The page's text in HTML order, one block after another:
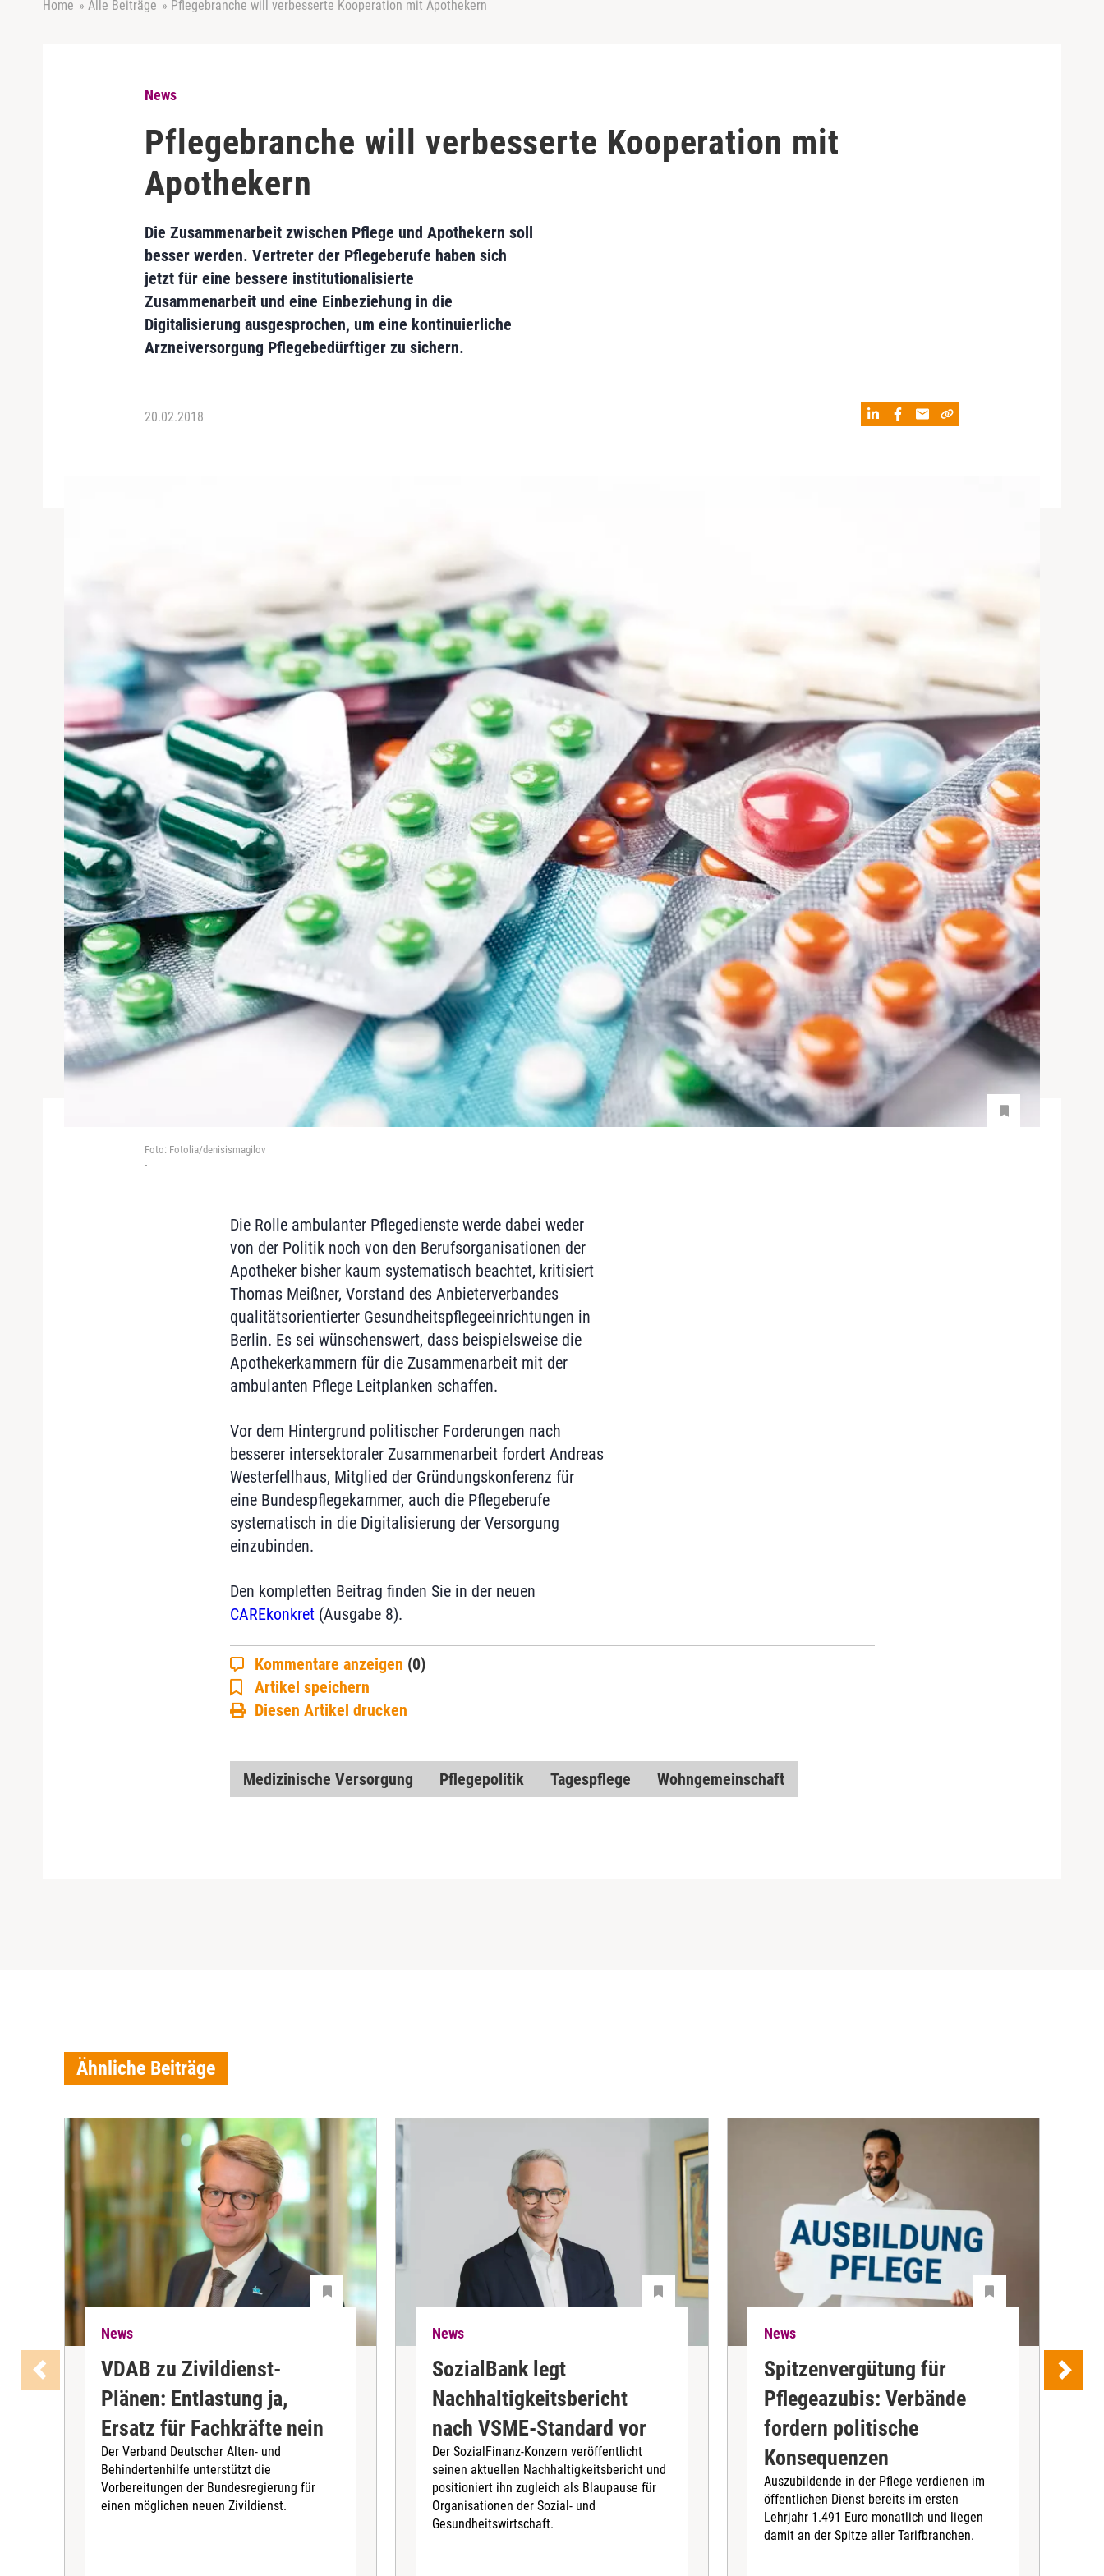
Home » Alle Beiträge » Pflegebranche will verbesserte Kooperation mit Apothekern
News
Pflegebranche will verbesserte Kooperation mit
Apothekern
Die Zusammenarbeit zwischen Pflege und Apothekern soll
besser werden. Vertreter der Pflegeberufe haben sich
jetzt für eine bessere institutionalisierte
Zusammenarbeit und eine Einbeziehung in die
Digitalisierung ausgesprochen, um eine kontinuierliche
Arzneiversorgung Pflegebedürftiger zu sichern.
20.02.2018
Foto: Fotolia/denisismagilov
-
Die Rolle ambulanter Pflegedienste werde dabei weder
von der Politik noch von den Berufsorganisationen der
Apotheker bisher kaum systematisch beachtet, kritisiert
Thomas Meißner, Vorstand des Anbieterverbandes
qualitätsorientierter Gesundheitspflegeeinrichtungen in
Berlin. Es sei wünschenswert, dass beispielsweise die
Apothekerkammern für die Zusammenarbeit mit der
ambulanten Pflege Leitplanken schaffen.
Vor dem Hintergrund politischer Forderungen nach
besserer intersektoraler Zusammenarbeit fordert Andreas
Westerfellhaus, Mitglied der Gründungskonferenz für
eine Bundespflegekammer, auch die Pflegeberufe
systematisch in die Digitalisierung der Versorgung
einzubinden.
Den kompletten Beitrag finden Sie in der neuen
CAREkonkret(Ausgabe 8).
Kommentare anzeigen (0)
Artikel speichern
Diesen Artikel drucken
Medizinische Versorgung Pflegepolitik Tagespflege Wohngemeinschaft
Ähnliche Beiträge
News
VDAB zu Zivildienst-
Plänen: Entlastung ja,
Ersatz für Fachkräfte nein
Der Verband Deutscher Alten- und
Behindertenhilfe unterstützt die
Vorbereitungen der Bundesregierung für
einen möglichen neuen Zivildienst.
News
SozialBank legt
Nachhaltigkeitsbericht
nach VSME-Standard vor
Der SozialFinanz-Konzern veröffentlicht
seinen aktuellen Nachhaltigkeitsbericht und
positioniert ihn zugleich als Blaupause für
Organisationen der Sozial- und
Gesundheitswirtschaft.
News
Spitzenvergütung für
Pflegeazubis: Verbände
fordern politische
Konsequenzen
Auszubildende in der Pflege verdienen im
öffentlichen Dienst bereits im ersten
Lehrjahr 1.491 Euro monatlich und liegen
damit an der Spitze aller Tarifbranchen.